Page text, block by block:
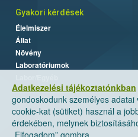
Adatkezelési tájékoztatónkban
gondoskodunk személyes
cookie-kat (sütiket) használ a
érdekében, melynek
„Elfogadom” gombra.
Gyakori kérdések
Élelmiszer
Állat
Növény
Laboratóriumok